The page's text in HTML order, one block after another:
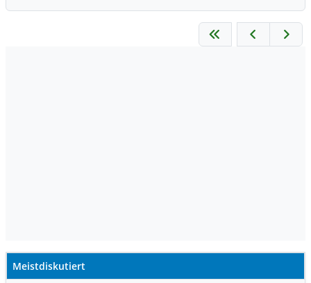
Meistdiskutiert